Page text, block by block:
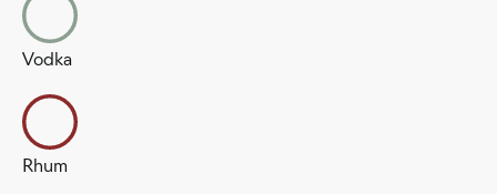
Vodka
Rhum